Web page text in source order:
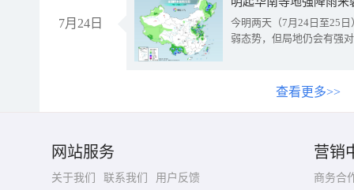
7月24日
今明两天（7月24日至25
弱态势，但局地仍会有强
查看更多>>
网站服务
关于我们 联系我们
用户反馈
营销
商务合